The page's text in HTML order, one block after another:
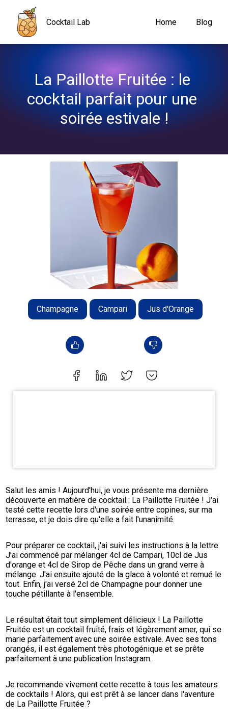
Cocktail Lab Home Blog
La Paillotte Fruitée : le
cocktail parfait pour une
soirée estivale !
Champagne Campari Jus d'Orange
Salut les amis ! Aujourd'hui, je vous présente ma dernière
découverte en matière de cocktail : La Paillotte Fruitée ! J'ai
testé cette recette lors d'une soirée entre copines, sur ma
terrasse, et je dois dire qu'elle a fait l'unanimité.
Pour préparer ce cocktail, j'ai suivi les instructions à la lettre.
J'ai commencé par mélanger 4cl de Campari, 10cl de Jus
d'orange et 4cl de Sirop de Pêche dans un grand verre à
mélange. J'ai ensuite ajouté de la glace à volonté et remué le
tout. Enfin, j'ai versé 2cl de Champagne pour donner une
touche pétillante à l'ensemble.
Le résultat était tout simplement délicieux ! La Paillotte
Fruitée est un cocktail fruité, frais et légèrement amer, qui se
marie parfaitement avec une soirée estivale. Avec ses tons
orangés, il est également très photogénique et se prête
parfaitement à une publication Instagram.
Je recommande vivement cette recette à tous les amateurs
de cocktails ! Alors, qui est prêt à se lancer dans l'aventure
de La Paillotte Fruitée ?
Navigated to La Paillotte Fruitée : le cocktail parfait pour une